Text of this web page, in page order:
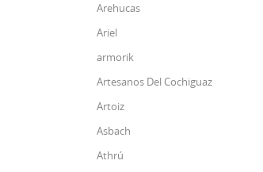
Arehucas
Ariel
armorik
Artesanos Del Cochiguaz
Artoiz
Asbach
Athrú